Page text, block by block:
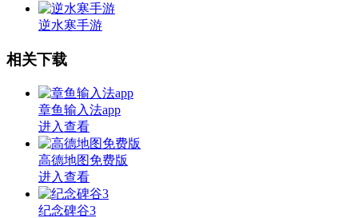
逆水寒手游
相关下载
章鱼输入法app
进入查看
高德地图免费版
进入查看
纪念碑谷3